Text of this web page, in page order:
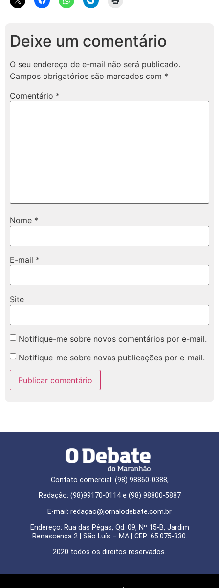
Deixe um comentário
O seu endereço de e-mail não será publicado.
Campos obrigatórios são marcados com *
Comentário *
Nome *
E-mail *
Site
Notifique-me sobre novos comentários por e-mail.
Notifique-me sobre novas publicações por e-mail.
Contato comercial: (98) 98860-0388,
Redação: (98)99170-0114 e (98) 98800-5887
E-mail: redaçao@jornalodebate.com.br
Endereço: Rua das Pêgas, Qd. 09, Nº 15-B, Jardim
Renascença 2 | São Luís – MA | CEP: 65.075-330.
2020 todos os direitos reservados.